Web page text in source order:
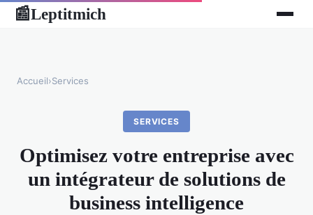
📰Leptitmich
Accueil›Services
SERVICES
Optimisez votre entreprise avec
un intégrateur de solutions de
business intelligence